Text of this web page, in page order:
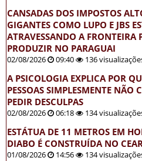
CANSADAS DOS IMPOSTOS
GIGANTES COMO LUPO E JBS
ATRAVESSANDO A FRONTEIRA
PRODUZIR NO PARAGUAI
02/08/2026 09:40 136
A PSICOLOGIA EXPLICA POR
PESSOAS SIMPLESMENTE NÃO
PEDIR DESCULPAS
02/08/2026 06:18 134
ESTÁTUA DE 11 METROS EM
DIABO É CONSTRUÍDA NO
01/08/2026 14:56 134